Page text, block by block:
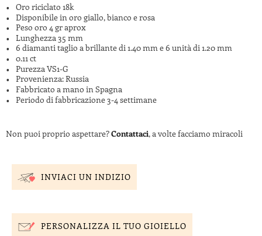
Oro riciclato 18k
Disponibile in oro giallo, bianco e rosa
Peso oro 4 gr aprox
Lunghezza 35 mm
6 diamanti taglio a brillante di 1.40 mm e 6 unità di 1.20 mm
0.11 ct
Purezza VS1-G
Provenienza: Russia
Fabbricato a mano in Spagna
Periodo di fabbricazione 3-4 settimane
Non puoi proprio aspettare?Contattaci, a volte facciamo miracoli
INVIACI UN INDIZIO
PERSONALIZZA IL TUO GIOIELLO